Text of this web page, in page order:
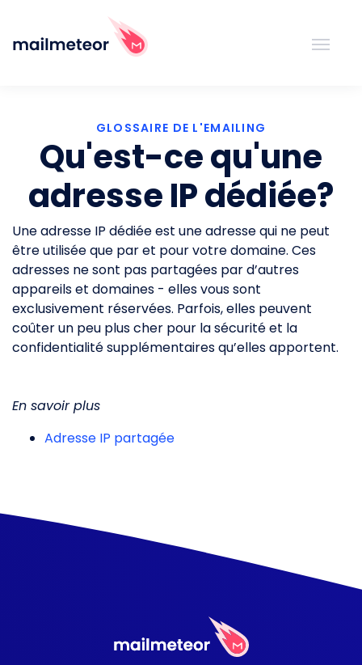
GLOSSAIRE DE L'EMAILING
Qu'est-ce qu'une
adresse IP dédiée?
Une adresse IP dédiée est une adresse qui ne peut
être utilisée que par et pour votre domaine. Ces
adresses ne sont pas partagées par d’autres
appareils et domaines - elles vous sont
exclusivement réservées. Parfois, elles peuvent
coûter un peu plus cher pour la sécurité et la
confidentialité supplémentaires qu’elles apportent.
En savoir plus
Adresse IP partagée